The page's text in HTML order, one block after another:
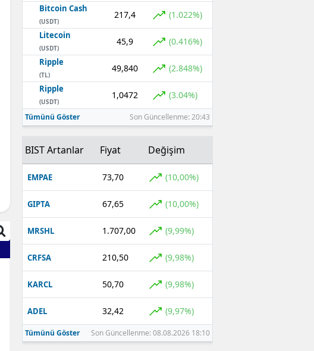
Bitcoin Cash
(USDT)
217,4 (1.022%)
Litecoin
(USDT)
45,9 (0.416%)
Ripple
(TL)
49,840 (2.848%)
Ripple
(USDT)
1,0472 (3.04%)
Tümünü Göster Son Güncellenme: 20:43
BIST Artanlar Fiyat Değişim
EMPAE 73,70 (10,00%)
GIPTA 67,65 (10,00%)
MRSHL 1.707,00 (9,99%)
CRFSA 210,50 (9,98%)
KARCL 50,70 (9,98%)
ADEL 32,42 (9,97%)
Tümünü Göster Son Güncellenme: 08.08.2026 18:10